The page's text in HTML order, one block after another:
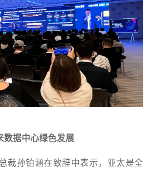
数据中心绿色发展
裁孙铂涵在致辞中表示，亚太是全